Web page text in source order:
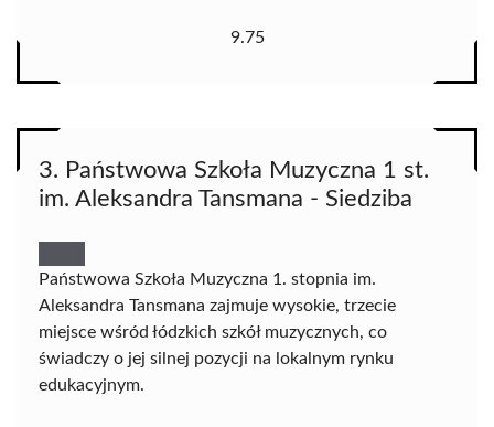
9.75
3. Państwowa Szkoła Muzyczna 1 st.
im. Aleksandra Tansmana - Siedziba
Państwowa Szkoła Muzyczna 1. stopnia im.
Aleksandra Tansmana zajmuje wysokie, trzecie
miejsce wśród łódzkich szkół muzycznych, co
świadczy o jej silnej pozycji na lokalnym rynku
edukacyjnym.